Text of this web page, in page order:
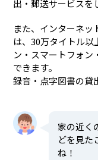
出・郵送サービスを
また、インターネ
は、30万タイトル
ン・スマートフォン
できます。
録音・点字図書の貸
家の近く
どを見た
ね！